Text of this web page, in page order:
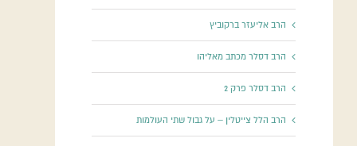
הרב אליעזר ברקוביץ
הרב דסלר מכתב מאליהו
הרב דסלר פרק 2
הרב הלל צייטלין – על גבול שתי העולמות